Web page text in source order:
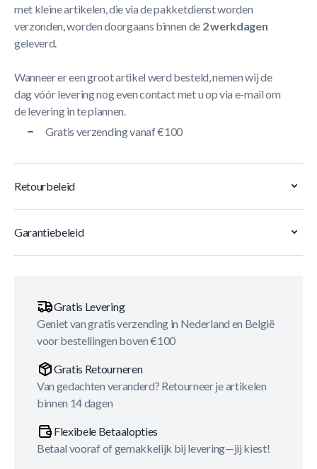
met kleine artikelen, die via de pakketdienst worden
verzonden, worden doorgaans binnen de 2 werkdagen
geleverd.
Wanneer er een groot artikel werd besteld, nemen wij de
dag vóór levering nog even contact met u op via e-mail om
de levering in te plannen.
Gratis verzending vanaf €100
Retourbeleid
Garantiebeleid
Gratis Levering
Geniet van gratis verzending in Nederland en België
voor bestellingen boven €100
Gratis Retourneren
Van gedachten veranderd? Retourneer je artikelen
binnen 14 dagen
Flexibele Betaalopties
Betaal vooraf of gemakkelijk bij levering—jij kiest!